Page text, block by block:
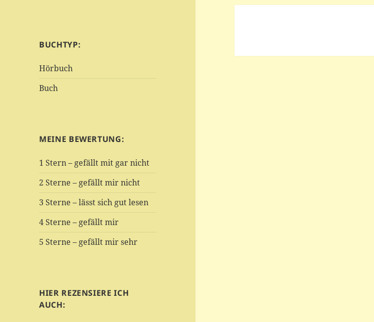
BUCHTYP:
Hörbuch
Buch
MEINE BEWERTUNG:
1 Stern – gefällt mit gar nicht
2 Sterne – gefällt mir nicht
3 Sterne – lässt sich gut lesen
4 Sterne – gefällt mir
5 Sterne – gefällt mir sehr
HIER REZENSIERE ICH
AUCH: